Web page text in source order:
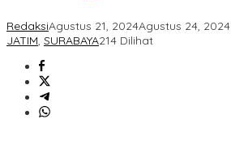
RedaksiAgustus 21, 2024Agustus 24, 2024
JATIM, SURABAYA214 Dilihat